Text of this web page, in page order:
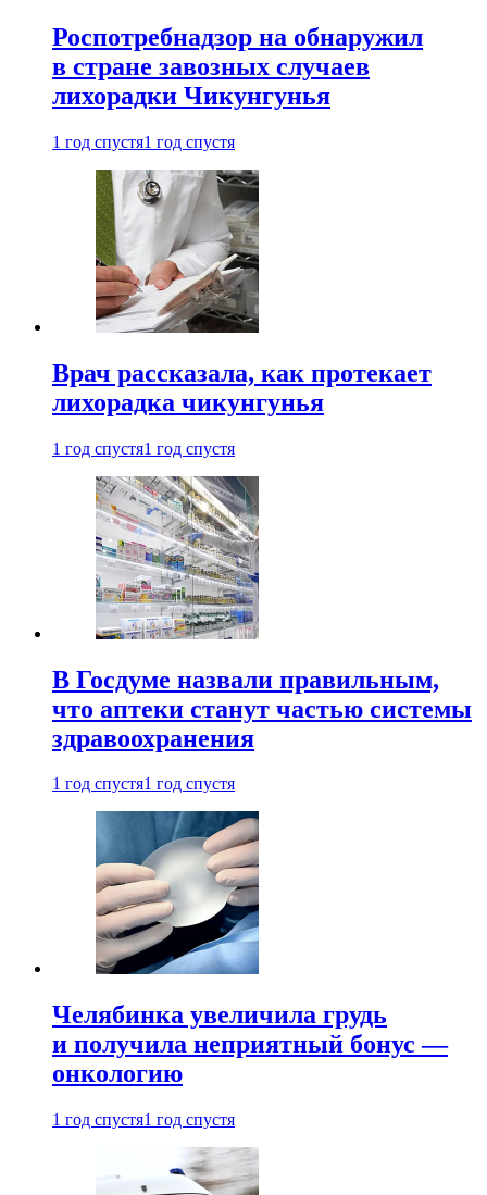
Роспотребнадзор на обнаружил
в стране завозных случаев
лихорадки Чикунгунья
1 год спустя1 год спустя
Врач рассказала, как протекает
лихорадка чикунгунья
1 год спустя1 год спустя
В Госдуме назвали правильным,
что аптеки станут частью системы
здравоохранения
1 год спустя1 год спустя
Челябинка увеличила грудь
и получила неприятный бонус —
онкологию
1 год спустя1 год спустя